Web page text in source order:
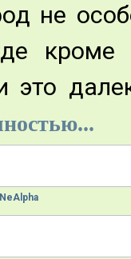
не
кроме
это
NeAlpha